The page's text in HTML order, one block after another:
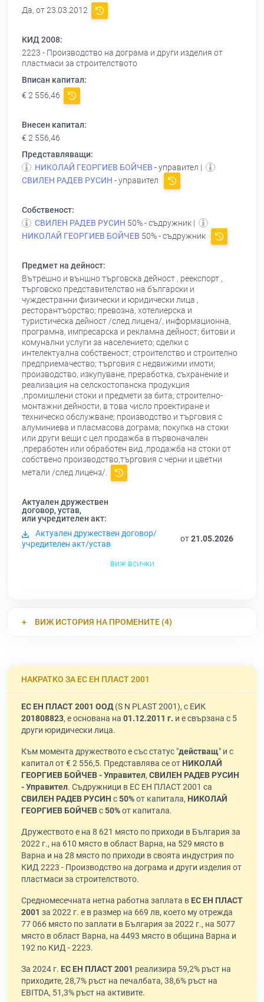
Да, от 23.03.2012
КИД 2008:
2223 - Производство на дограма и други изделия от
пластмаси за строителството
Вписан капитал:
€ 2 556,46
Внесен капитал:
€ 2 556,46
Представляващи:
НИКОЛАЙ ГЕОРГИЕВ БОЙЧЕВ - управител |
СВИЛЕН РАДЕВ РУСИН - управител
Собственост:
СВИЛЕН РАДЕВ РУСИН 50% - съдружник |
НИКОЛАЙ ГЕОРГИЕВ БОЙЧЕВ 50% - съдружник
Предмет на дейност:
Вътрешно и външно търговска дейност , реекспорт ,
търговско представителство на български и
чуждестранни физически и юридически лица ,
ресторантъорство; превозна, хотелиерска и
туристическа дейност /след лиценз/, информационна,
програмна, импресарска и рекламна дейност; битови и
комунални услуги за населението; сделки с
интелектуална собственост; строителство и строително
предприемачество; търговия с недвижими имоти;
производство, изкупуване, преработка, съхранение и
реализация на селскостопанска продукция
,промишлени стоки и предмети за бита; строително-
монтажни дейности, в това число проектиране и
техническо обслужване; производство и търговия с
алуминиева и пласмасова дограма; покупка на стоки
или други вещи с цел продажба в първоначален
,преработен или обработен вид ,продажба на стоки от
собствено производство,търговия с черни и цветни
метали /след лиценз/.
Актуален дружествен
договор, устав,
или учредителен акт:
Актуален дружествен договор/
учредителен акт/устав
от21.05.2026
виж всички
ВИЖ ИСТОРИЯ НА ПРОМЕНИТЕ (4)
НАКРАТКО ЗА ЕС ЕН ПЛАСТ 2001
ЕС ЕН ПЛАСТ 2001 ООД(S N PLAST 2001), с ЕИК
201808823, е основана на 01.12.2011 г. и е свързана с 5
други юридически лица.
Към момента дружеството е със статус "действащ" и с
капитал от € 2 556,5. Представлява се от НИКОЛАЙ
ГЕОРГИЕВ БОЙЧЕВ - Управител, СВИЛЕН РАДЕВ РУСИН
- Управител. Съдружници в ЕС ЕН ПЛАСТ 2001 са
СВИЛЕН РАДЕВ РУСИН с50%от капитала, НИКОЛАЙ
ГЕОРГИЕВ БОЙЧЕВс50%от капитала.
Дружеството е на 8 621 място по приходи в България за
2022 г., на 610 място в област Варна, на 529 място в
Варна и на 28 място по приходи в своята индустрия по
КИД 2223 - Производство на дограма и други изделия от
пластмаси за строителството.
Средномесечната нетна работна заплата в ЕС ЕН ПЛАСТ
2001 за 2022 г. е в размер на 669 лв, което му отрежда
77 066 място по заплати в България за 2022 г., на 5077
място в област Варна, на 4493 място в община Варна и
192 по КИД - 2223.
За 2024 г. ЕС ЕН ПЛАСТ 2001 реализира 59,2% ръст на
приходите, 28,7% ръст на печалбата, 38,6% ръст на
EBITDA, 51,3% ръст на активите.